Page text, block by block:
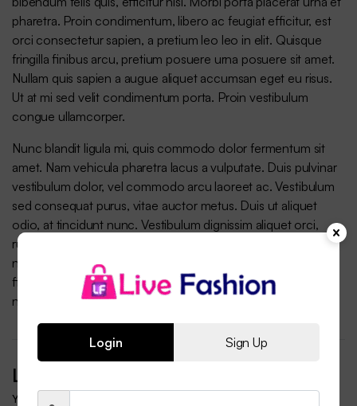
pharetra. Proin condimentum, libero ac feugiat efficitur, est
orci consectetur sapien, a pretium leo leo in elit. Quisque
fringilla finibus arcu, pretium posuere urna posuere sit amet.
Nullam quis sapien a augue aliquet accumsan eget eu risus.
Ut at mi sed velit condimentum porta. Proin vestibulum
congue ullamcorper.
Nunc blandit ligula mi, quis commodo dolor fermentum sit
amet. Nam vehicula pharetra lacus a vulputate. Duis pulvinar
vestibulum dolor, vel commodo arcu laoreet ac. Vestibulum
sed consequat purus, vitae auctor metus. Duis ut aliquet
odio, at tincidunt nunc. Vestibulum dignissim aliquet orci,
rutrum malesuada ipsum facilisis vel. Morbi tempor dignissim
nisi. Maecenas scelerisque maximus justo eget sodales. Sed
finibus consectetur vulputate. Pellentesque id pellentesque
nulla. Sed ut viverra eros. Vestibulum ut ligula quam.
Leave a Reply
Your email address will not be published.
Login Sign Up